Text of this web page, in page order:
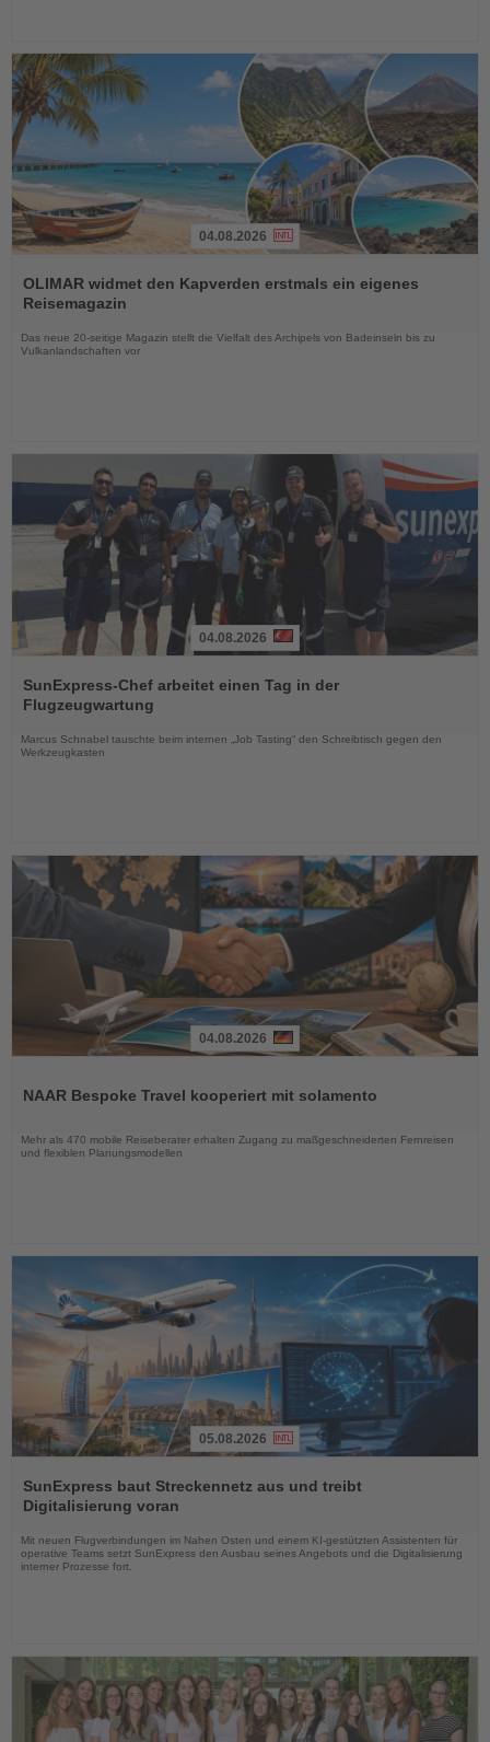
Sie
die
Nachrichten
04.08.2026
OLIMAR widmet den Kapverden erstmals ein eigenes
Reisemagazin
Das neue 20-seitige Magazin stellt die Vielfalt des Archipels von Badeinseln bis zu
Vulkanlandschaften vor
Sie
die
Nachrichten
04.08.2026
SunExpress-Chef arbeitet einen Tag in der
Flugzeugwartung
Marcus Schnabel tauschte beim internen „Job Tasting“ den Schreibtisch gegen den
Werkzeugkasten
die
04.08.2026
NAAR Bespoke Travel kooperiert mit solamento
Mehr als 470 mobile Reiseberater erhalten Zugang zu maßgeschneiderten Fernreisen
und flexiblen Planungsmodellen
Sie
die
Nachrichten
05.08.2026
SunExpress baut Streckennetz aus und treibt
Digitalisierung voran
Mit neuen Flugverbindungen im Nahen Osten und einem KI-gestützten Assistenten für
operative Teams setzt SunExpress den Ausbau seines Angebots und die Digitalisierung
interner Prozesse fort.